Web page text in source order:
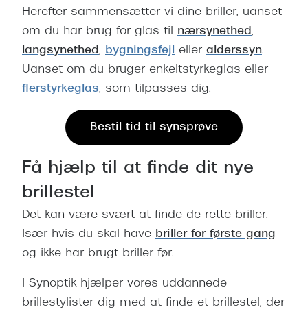
Herefter sammensætter vi dine briller, uanset
om du har brug for glas til nærsynethed,
langsynethed, bygningsfejl eller alderssyn.
Uanset om du bruger enkeltstyrkeglas eller
flerstyrkeglas, som tilpasses dig.
Bestil tid til synsprøve
Få hjælp til at finde dit nye
brillestel
Det kan være svært at finde de rette briller.
Især hvis du skal have briller for første gang
og ikke har brugt briller før.
I Synoptik hjælper vores uddannede
brillestylister dig med at finde et brillestel, der